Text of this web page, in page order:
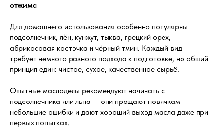
отжима
Для домашнего использования особенно популярны
подсолнечник, лён, кунжут, тыква, грецкий орех,
абрикосовая косточка и чёрный тмин. Каждый вид
требует немного разного подхода к подготовке, но общий
принцип един: чистое, сухое, качественное сырьё.
Опытные маслоделы рекомендуют начинать с
подсолнечника или льна — они прощают новичкам
небольшие ошибки и дают хороший выход масла даже при
первых попытках.